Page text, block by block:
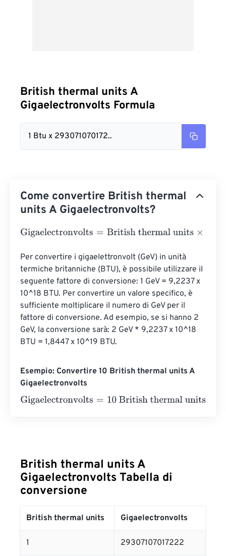
British thermal units A
Gigaelectronvolts Formula
1 Btu x 293071070172..
Come convertire British thermal
units A Gigaelectronvolts?
Gigaelectronvolts=British thermal units×
Per convertire i gigaelettronvolt (GeV) in unità
termiche britanniche (BTU), è possibile utilizzare il
seguente fattore di conversione: 1 GeV = 9,2237 x
10^18 BTU. Per convertire un valore specifico, è
sufficiente moltiplicare il numero di GeV per il
fattore di conversione. Ad esempio, se si hanno 2
GeV, la conversione sarà: 2 GeV * 9,2237 x 10^18
BTU = 1,8447 x 10^19 BTU.
Esempio: Convertire 10 British thermal units A
Gigaelectronvolts
Gigaelectronvolts=10 British thermal units×
British thermal units A
Gigaelectronvolts Tabella di
conversione
British thermal units Gigaelectronvolts
1 29307107017222